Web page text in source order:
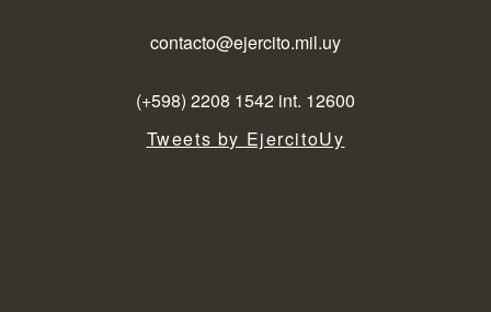
contacto@ejercito.mil.uy
(+598) 2208 1542 int. 12600
Tweets by EjercitoUy